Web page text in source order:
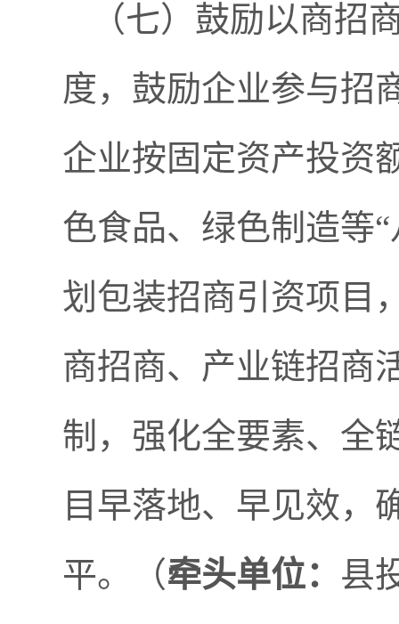
（七）鼓励以商招
度，鼓励企业参与招
企业按固定资产投资
色食品、绿色制造等
划包装招商引资项目
商招商、产业链招商
制，强化全要素、全
目早落地、早见效，
平。（牵头单位： 县